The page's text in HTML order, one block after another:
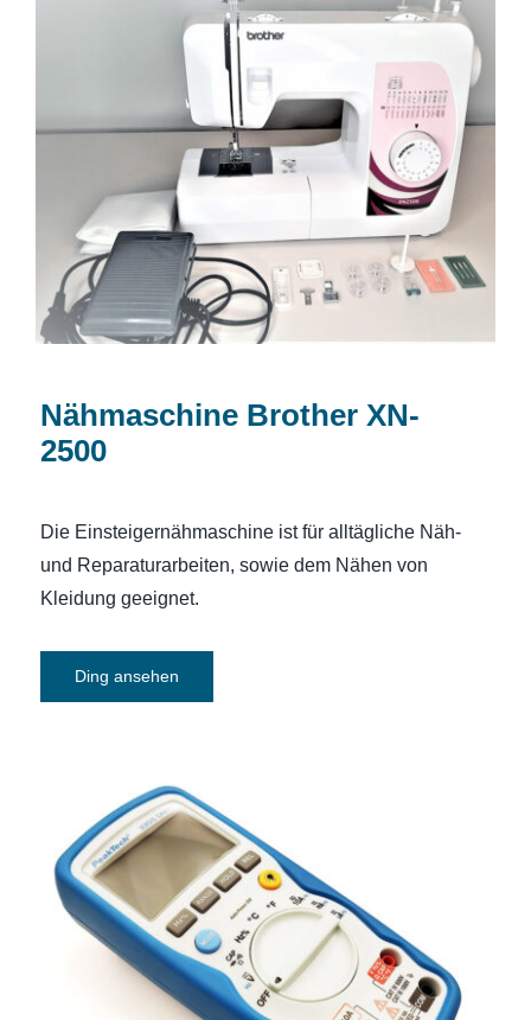
Nähmaschine Brother XN-2500
Nähmaschine Brother XN-
2500
Die Einsteigernähmaschine ist für alltägliche Näh-
und Reparaturarbeiten, sowie dem Nähen von
Kleidung geeignet.
Ding ansehen
Multimeter PeakTech P 3355 digital